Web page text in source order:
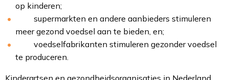
op kinderen;
supermarkten en andere aanbieders stimuleren
meer gezond voedsel aan te bieden, en;
voedselfabrikanten stimuleren gezonder voedsel
te produceren.
Kinderartsen en gezondheidsorganisaties in Nederland